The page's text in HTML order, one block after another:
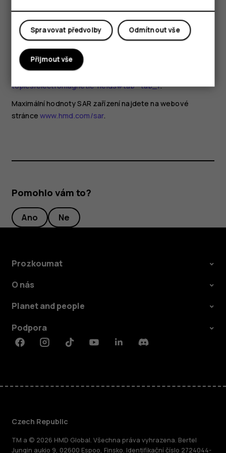
Pokud byste chtěli své vystavení rádiovým vlnám snížit,
doporučuje omezit používání takových zařízení nebo
používat sadu hands-free, díky které udržíte zařízení ve
větší vzdálenosti od hlavy a těla. Další informace a
vysvětlení a diskuse o vystavení RF naleznete na
webových stránkách WHO na adrese
topics/electromagnetic-fields#tab=tab_1.
Maximální hodnoty SAR zařízení najdete na webové
stráncewww.hmd.com/sar.
Pomohlo vám to?
Ano Ne
Prozkoumat
O nás
Planet and people
Podpora
FacebookInstagramTiktokYoutubeLinkedinDiscord
Czech Republic
TM a © 2026 HMD Global. Všechna práva vyhrazena. Bertel
Jungin aukio 9, 02600 Espoo, Finsko. Identifikační číslo 2724044-
Odmítnout vše
Spravovat předvolby
Přijmout vše